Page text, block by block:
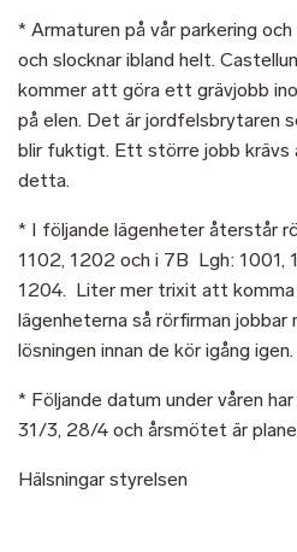
* Armaturen på vår parkering
och slocknar ibland helt.
kommer att göra ett grävjobb
på elen. Det är jordfelsbrytaren
blir fuktigt. Ett större jobb krävs
detta.
* I följande lägenheter återstår
1102, 1202 och i 7B Lgh: 1001,
1204. Liter mer trixit att komma
lägenheterna så rörfirman
lösningen innan de kör igång igen.
* Följande datum under våren
31/3, 28/4 och årsmötet är
Hälsningar styrelsen